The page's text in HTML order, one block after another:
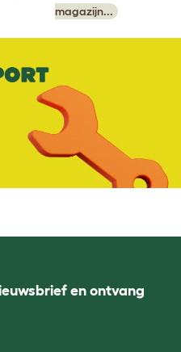
magazijn...
en ontvang